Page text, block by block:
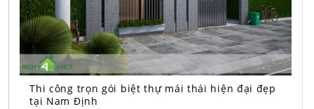
Thi công trọn gói biệt thự mái thái hiện đại đẹp
tại Nam Định